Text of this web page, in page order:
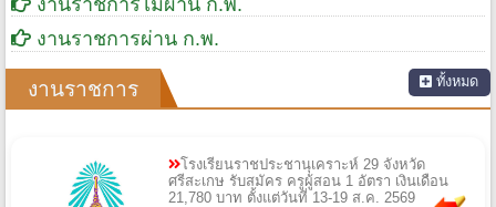
งานราชการผ่าน ก.พ.
งานราชการ ทั้งหมด
โรงเรียนราชประชานุเคราะห์ 29 จังหวัด
ศรีสะเกษ รับสมัคร ครูผู้สอน 1 อัตรา เงินเดือน
21,780 บาท ตั้งแต่วันที่ 13-19 ส.ค. 2569